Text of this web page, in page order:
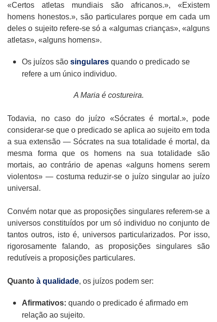
«Certos atletas mundiais são africanos.», «Existem
homens honestos.», são particulares porque em cada um
deles o sujeito refere-se só a «algumas crianças», «alguns
atletas», «alguns homens».
Os juízos são singulares quando o predicado se
refere a um único individuo.
A Maria é costureira.
Todavia, no caso do juízo «Sócrates é mortal.», pode
considerar-se que o predicado se aplica ao sujeito em toda
a sua extensão — Sócrates na sua totalidade é mortal, da
mesma forma que os homens na sua totalidade são
mortais, ao contrário de apenas «alguns homens serem
violentos» — costuma reduzir-se o juízo singular ao juízo
universal.
Convém notar que as proposições singulares referem-se a
universos constituídos por um só individuo no conjunto de
tantos outros, isto é, universos particularizados. Por isso,
rigorosamente falando, as proposições singulares são
redutíveis a proposições particulares.
Quanto à qualidade, os juízos podem ser:
Afirmativos: quando o predicado é afirmado em
relação ao sujeito.